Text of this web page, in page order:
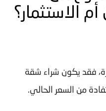
الاستثمار؟
فقد يكون شراء شقة
من السعر الحالي.